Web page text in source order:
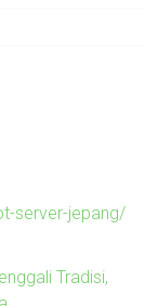
server-jepang/
Tradisi,